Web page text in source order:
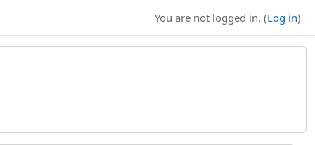
You are not logged in. (Log in)